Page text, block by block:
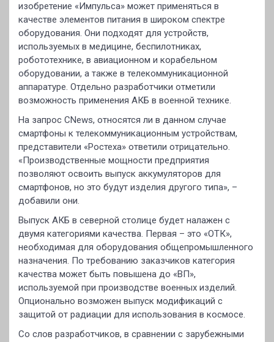
изобретение «Импульса» может применяться в
качестве элементов питания в широком спектре
оборудования. Они подходят для устройств,
используемых в медицине, беспилотниках,
робототехнике, в авиационном и корабельном
оборудовании, а также в телекоммуникационной
аппаратуре. Отдельно разработчики отметили
возможность применения АКБ в военной технике.
На запрос CNews, относятся ли в данном случае
смартфоны к телекоммуникационным устройствам,
представители «Ростеха» ответили отрицательно.
«Производственные мощности предприятия
позволяют освоить выпуск аккумуляторов для
смартфонов, но это будут изделия другого типа», –
добавили они.
Выпуск АКБ в северной столице будет налажен с
двумя категориями качества. Первая – это «ОТК»,
необходимая для оборудования общепромышленного
назначения. По требованию заказчиков категория
качества может быть повышена до «ВП»,
используемой при производстве военных изделий.
Опционально возможен выпуск модификаций с
защитой от радиации для использования в космосе.
Со слов разработчиков, в сравнении с зарубежными